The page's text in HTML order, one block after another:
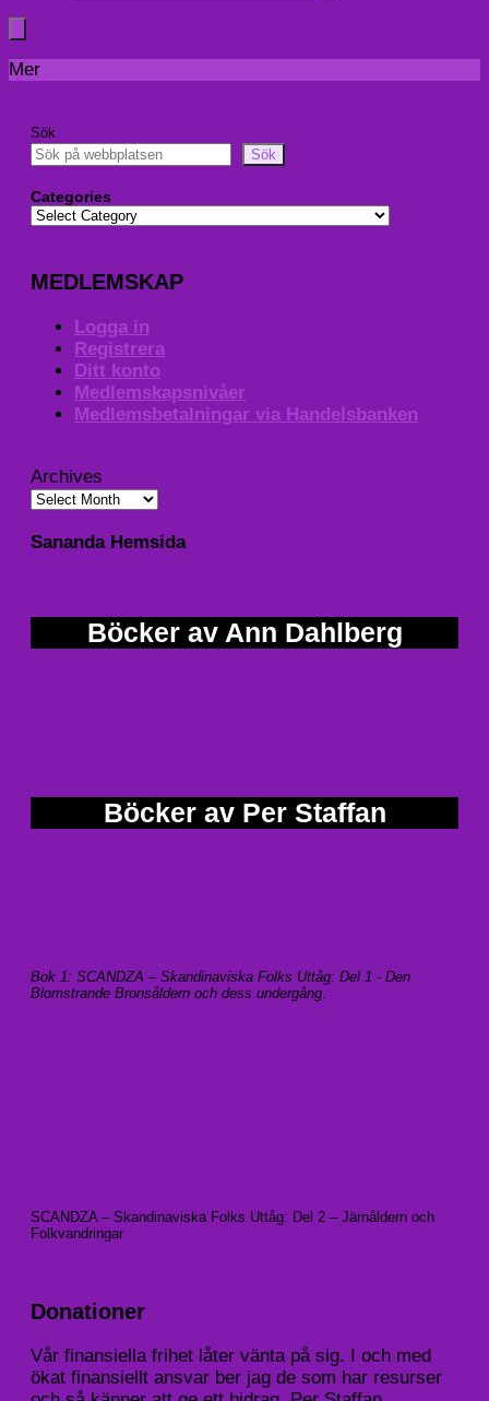
Mer
Sök
Sök
Categories
MEDLEMSKAP
Logga in
Registrera
Ditt konto
Medlemskapsnivåer
Medlemsbetalningar via Handelsbanken
Archives
Sananda Hemsida
Böcker av Ann Dahlberg
Böcker av Per Staffan
Bok 1: SCANDZA – Skandinaviska Folks Uttåg: Del 1 - Den
Blomstrande Bronsåldern och dess undergång
SCANDZA – Skandinaviska Folks Uttåg: Del 2 – Järnåldern och
Folkvandringar
Donationer
Vår finansiella frihet låter vänta på sig. I och med
ökat finansiellt ansvar ber jag de som har resurser